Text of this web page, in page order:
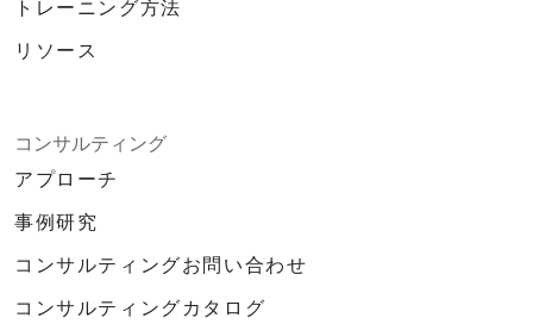
トレーニング方法
リソース
コンサルティング
アプローチ
事例研究
コンサルティングお問い合わせ
コンサルティングカタログ